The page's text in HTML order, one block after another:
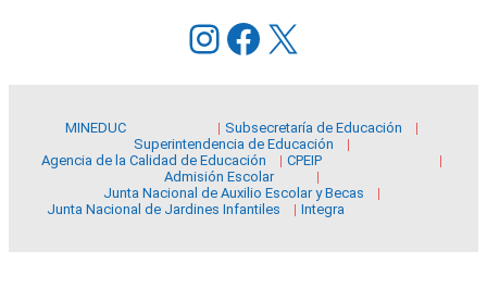
Instagram
Facebook
X
MINEDUC
Subsecretaría de Educación
Superintendencia de Educación
Agencia de la Calidad de Educación
CPEIP
Admisión Escolar
Junta Nacional de Auxilio Escolar y Becas
Junta Nacional de Jardines Infantiles
Integra